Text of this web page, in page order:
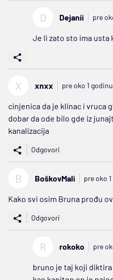
D Dejanii pre
Je li zato sto ima usta
X xnxx pre oko 1 godinu
cinjenica da je klinac i vruca
dobar da ode bilo gde iz
kanalizacija
Odgovori
B BoškovMali pre oko
Kako svi osim Bruna prođu
Odgovori
R rokoko pre
bruno je taj koji